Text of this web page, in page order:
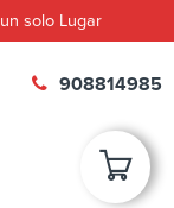
solo Lugar
908814985